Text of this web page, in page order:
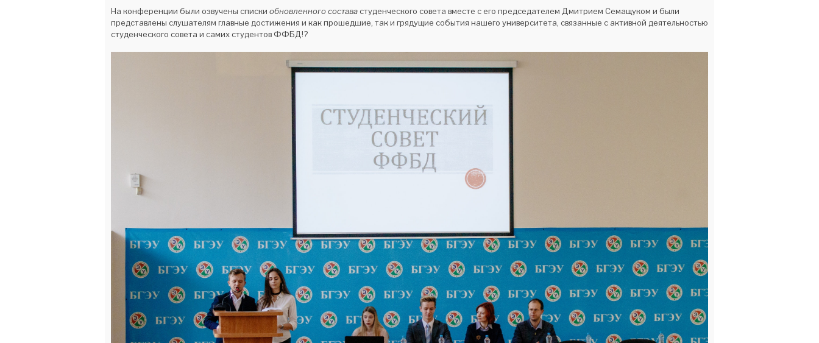
На конференции были озвучены списки обновленного составастуденческого совета вместе с его председателем Дмитрием Семащуком и были
представлены слушателям главные достижения и как прошедшие, так и грядущие события нашего университета, связанные с активной деятельностью
студенческого совета и самих студентов ФФБД!?